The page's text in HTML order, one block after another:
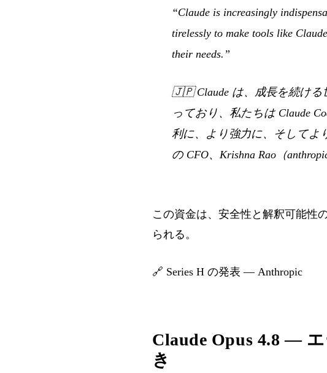
“Claude is increasingly
tirelessly to make tools like
their needs.”
🇯🇵Claude は、成長を続け
っており、私たちは Claude
利に、より強力に、そしてよ
の CFO、Krishna Rao（
この資金は、安全性と解釈可能性
られる。
🔗 Series H の発表 — Anthropic
Claude Opus 4.8 —
き